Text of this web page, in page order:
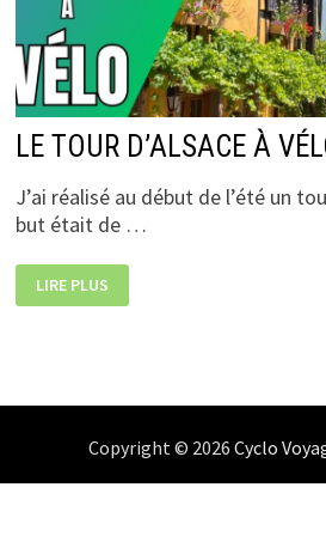
LE TOUR D’ALSACE À
J’ai réalisé au début de l’été un
but était de …
LE
TOUR
D’ALSACE
LIRE PLUS
Copyright © 2026 Cyclo